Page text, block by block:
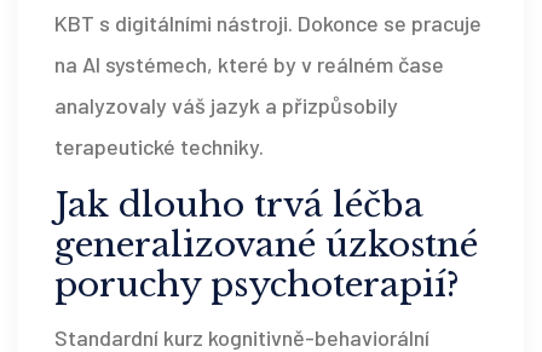
KBT s digitálními nástroji. Dokonce se pracuje
na AI systémech, které by v reálném čase
analyzovaly váš jazyk a přizpůsobily
terapeutické techniky.
Jak dlouho trvá léčba
generalizované úzkostné
poruchy psychoterapií?
Standardní kurz kognitivně-behaviorální